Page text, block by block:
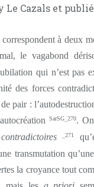
Le Cazals et
à deux
le vagabond
qui n’est pas
des forces
pair :
SarSG_270.
_271
transmutation
la croyance tout